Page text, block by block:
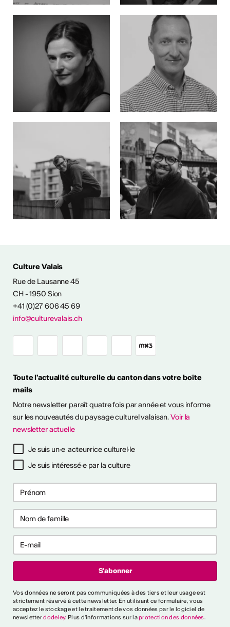
CULTURELLES
ouvert en Valais
en plein air! Découvrez
à ciel ouvert pour
été culturel. ...
plus
collaborations
premières collaborations
rappeur·euses et
déjà publié un EP ou un
CHF. Délai : 1er
Culture Valais
Rue de Lausanne 45
CH - 1950 Sion
+41 (0)27 606 45 69
info@culturevalais.ch
Toute l'actualité culturelle du canton dans votre boîte
mails
Notre newsletter paraît quatre fois par année et vous informe
sur les nouveautés du paysage culturel valaisan.Voir la
newsletter actuelle
Je suis un·e acteur·rice culturel·le
Je suis intéressé·e par la culture
Vos données ne seront pas communiquées à des tiers et leur usage est
strictement réservé à cette newsletter. En utilisant ce formulaire, vous
acceptez le stockage et le traitement de vos données par le logiciel de
newsletterdodeley. Plus d'informations sur laprotection des données.